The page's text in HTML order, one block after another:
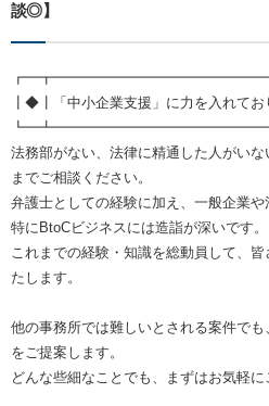
談◎】
┃◆┃「中小企業支援」に力を入れてお
法務部がない、法律に精通した人がい
までご相談ください。
弁護士としての経験に加え、一般企業や
特にBtoCビジネスには造詣が深いです。
これまでの経験・知識を総動員して、
たします。
他の事務所では難しいとされる案件で
をご提案します。
どんな些細なことでも、まずはお気軽に